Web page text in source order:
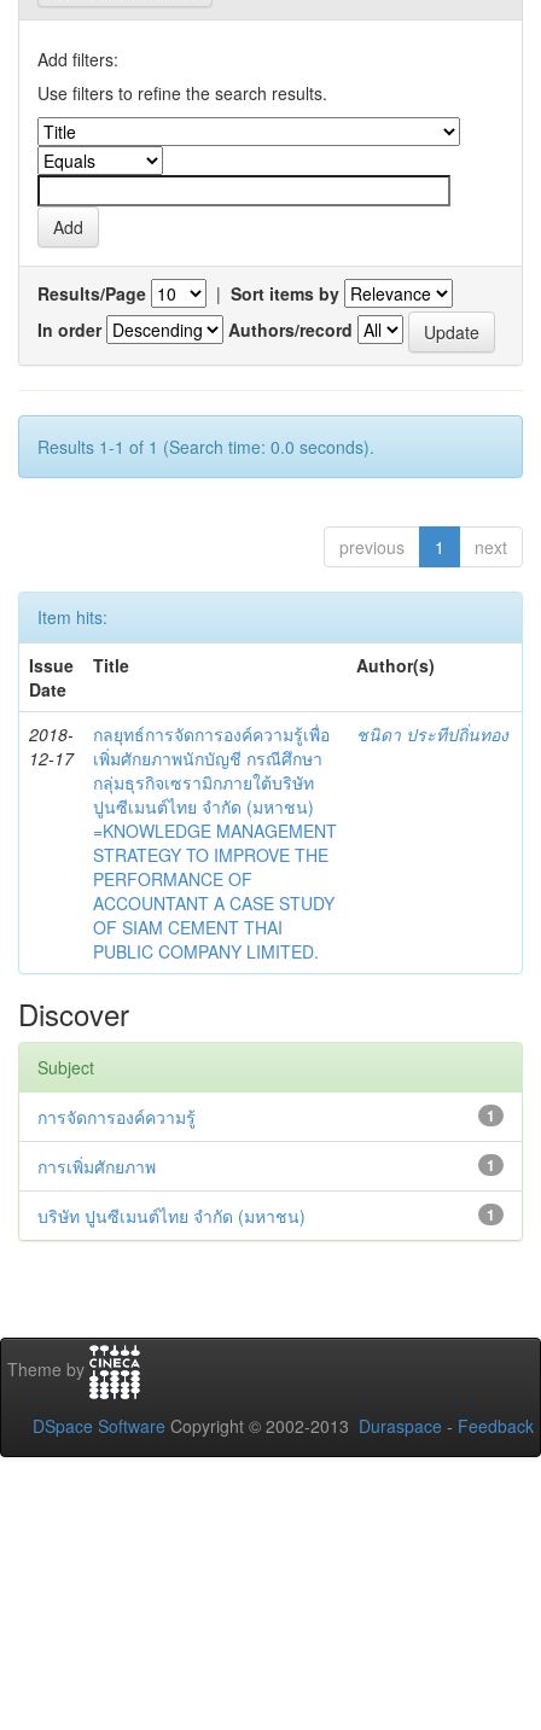
Add filters:
Use filters to refine the search results.
Results/Page | Sort items by
In order
Authors/record
Results 1-1 of 1 (Search time: 0.0 seconds).
previous 1 next
Item hits:
Issue
Date
Title Author(s)
2018-
12-17
กลยุทธ์การจัดการองค์ความรู้เพื่อ
เพิ่มศักยภาพนักบัญชี กรณีศึกษา
กลุ่มธุรกิจเซรามิกภายใต้บริษัท
ปูนซีเมนต์ไทย จำกัด (มหาชน)
=KNOWLEDGE MANAGEMENT
STRATEGY TO IMPROVE THE
PERFORMANCE OF
ACCOUNTANT A CASE STUDY
OF SIAM CEMENT THAI
PUBLIC COMPANY LIMITED.
ชนิดา ประทีปถิ่นทอง
Discover
Subject
1
การจัดการองค์ความรู้
1
การเพิ่มศักยภาพ
1
บริษัท ปูนซีเมนต์ไทย จำกัด (มหาชน)
Theme by
DSpace Software Copyright © 2002-2013 Duraspace - Feedback